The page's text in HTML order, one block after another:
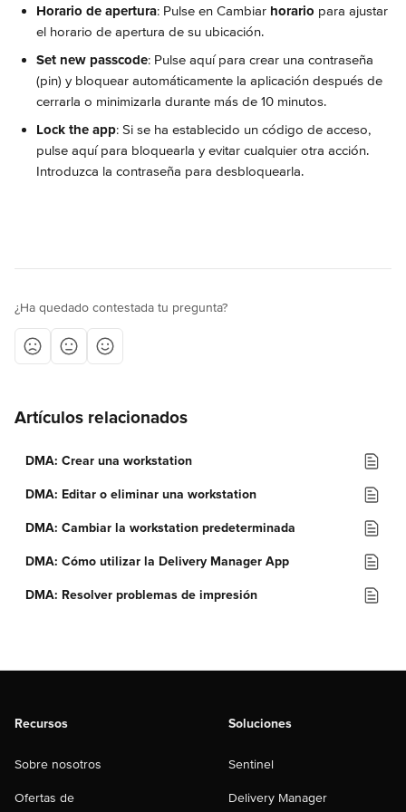
Horario de apertura: Pulse en Cambiar horario para ajustar
el horario de apertura de su ubicación.
Set new passcode: Pulse aquí para crear una contraseña
(pin) y bloquear automáticamente la aplicación después de
cerrarla o minimizarla durante más de 10 minutos.
Lock the app: Si se ha establecido un código de acceso,
pulse aquí para bloquearla y evitar cualquier otra acción.
Introduzca la contraseña para desbloquearla.
¿Ha quedado contestada tu pregunta?
Artículos relacionados
DMA: Crear una workstation
DMA: Editar o eliminar una workstation
DMA: Cambiar la workstation predeterminada
DMA: Cómo utilizar la Delivery Manager App
DMA: Resolver problemas de impresión
Recursos
Sobre nosotros
Ofertas de
Soluciones
Sentinel
Delivery Manager